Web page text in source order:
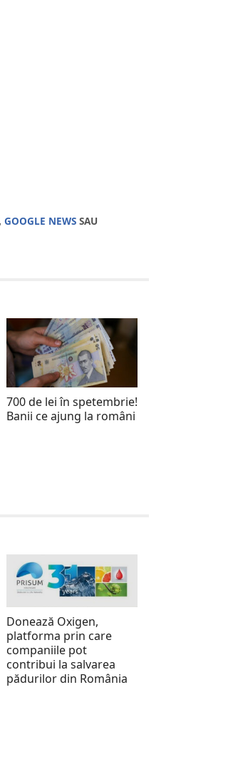
GOOGLE NEWS SAU
700 de lei în spetembrie!
Banii ce ajung la români
Donează Oxigen,
platforma prin care
companiile pot
contribui la salvarea
pădurilor din România